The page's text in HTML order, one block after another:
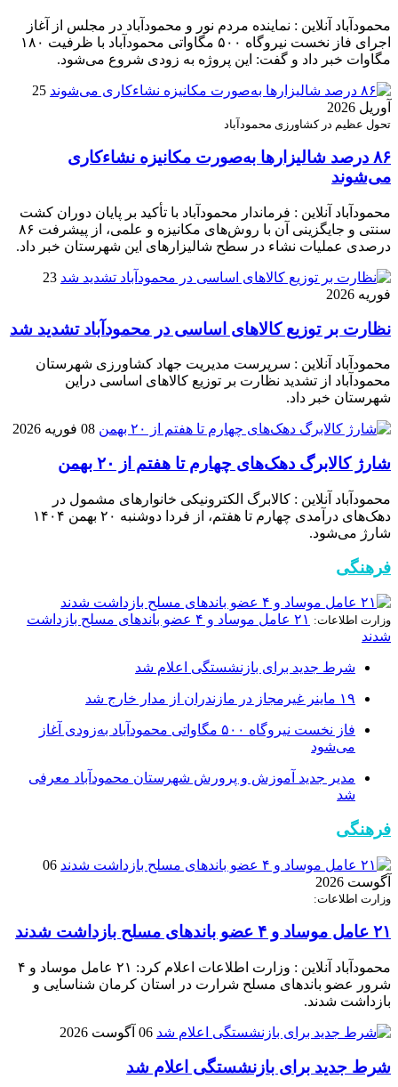
محمودآباد آنلاین : نماینده مردم نور و محمودآباد در مجلس از آغاز
اجرای فاز نخست نیروگاه ۵۰۰ مگاواتی محمودآباد با ظرفیت ۱۸۰
مگاوات خبر داد و گفت: این پروژه به زودی شروع می‌شود.
25
آوریل 2026
تحول عظیم در کشاورزی محمودآباد
۸۶ درصد شالیزارها به‌صورت مکانیزه نشاءکاری
می‌شوند
محمودآباد آنلاین : فرماندار محمودآباد با تأکید بر پایان دوران کشت
سنتی و جایگزینی آن با روش‌های مکانیزه و علمی، از پیشرفت ۸۶
درصدی عملیات نشاء در سطح شالیزارهای این شهرستان خبر داد.
23
فوریه 2026
نظارت بر توزیع کالا‌های اساسی در محمودآباد تشدید شد
محمودآباد آنلاین : سرپرست مدیریت جهاد کشاورزی شهرستان
محمودآباد از تشدید نظارت بر توزیع کالا‌های اساسی دراین
شهرستان خبر داد.
08 فوریه 2026
شارژ کالابرگ دهک‌های چهارم تا هفتم از ۲۰ بهمن
محمودآباد آنلاین : کالابرگ الکترونیکی خانوار‌های مشمول در
دهک‌های درآمدی چهارم تا هفتم، از فردا دوشنبه ۲۰ بهمن ۱۴۰۴
شارژ می‌شود.
فرهنگی
وزارت اطلاعات:
۲۱ عامل موساد و ۴ عضو باند‌های مسلح بازداشت
شدند
شرط جدید برای بازنشستگی اعلام شد
۱۹ ماینر غیرمجاز در مازندران از مدار خارج شد
فاز نخست نیروگاه ۵۰۰ مگاواتی محمودآباد به‌زودی آغاز
می‌شود
مدیر جدید آموزش و پرورش شهرستان محمودآباد معرفی
شد
فرهنگی
06
آگوست 2026
وزارت اطلاعات:
۲۱ عامل موساد و ۴ عضو باند‌های مسلح بازداشت شدند
محمودآباد آنلاین : وزارت اطلاعات اعلام کرد: ۲۱ عامل موساد و ۴
شرور عضو باند‌های مسلح شرارت در استان کرمان شناسایی و
بازداشت شدند.
06 آگوست 2026
شرط جدید برای بازنشستگی اعلام شد